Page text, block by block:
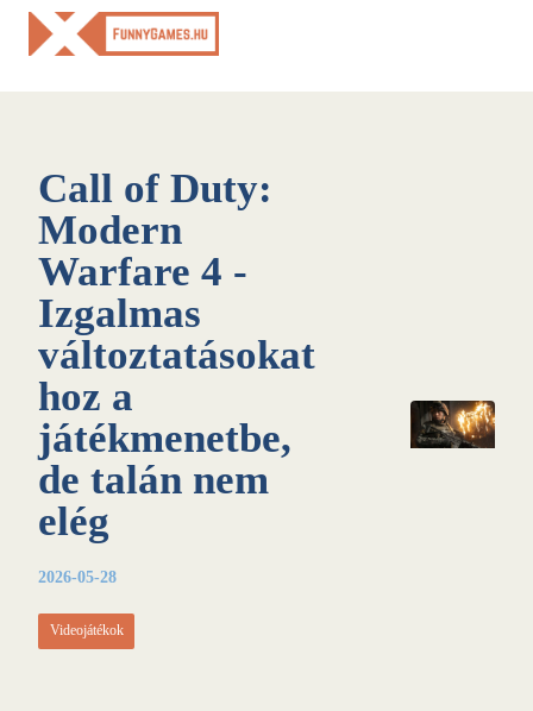
Skip
Call of Duty:
Modern
Warfare 4 -
Izgalmas
változtatásokat
hoz a
játékmenetbe,
de talán nem
elég
2026-05-28
Videojátékok